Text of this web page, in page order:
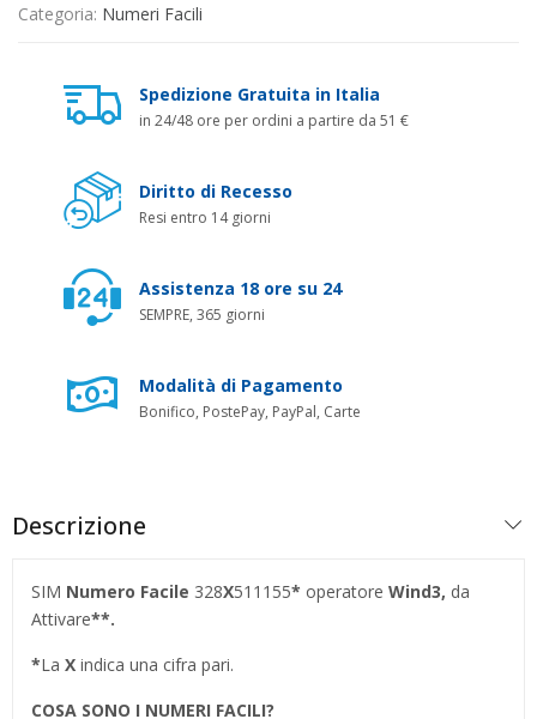
Categoria: Numeri Facili
Spedizione Gratuita in Italia
in 24/48 ore per ordini a partire da 51 €
Diritto di Recesso
Resi entro 14 giorni
Assistenza 18 ore su 24
SEMPRE, 365 giorni
Modalità di Pagamento
Bonifico, PostePay, PayPal, Carte
Descrizione
SIM Numero Facile 328X511155* operatore Wind3, da
Attivare**.
*La X indica una cifra pari.
COSA SONO I NUMERI FACILI?